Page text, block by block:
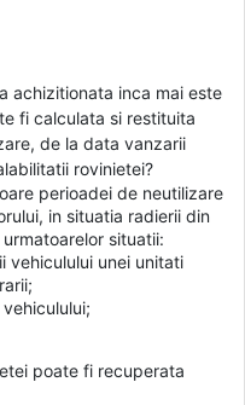
achizitionata inca mai este
fi calculata si restituita
de la data vanzarii
rovinietei?
perioadei de neutilizare
in situatia radierii din
situatii:
vehiculului unei unitati
poate fi recuperata